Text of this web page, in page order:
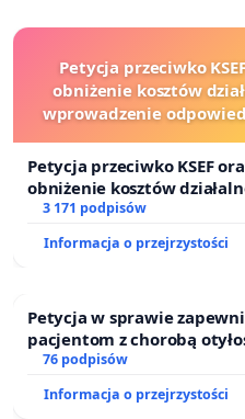
Petycja przeciwko
obniżenie kosztów
wprowadzenie
sędziów
Petycja przeciwko KSEF
obniżenie kosztów
wprowadzenie
sędziów
3 171 podpisów
Informacja o przejrzystości
Petycja w sprawie
pacjentom z chorobą
dostępu do
76 podpisów
Informacja o przejrzystości